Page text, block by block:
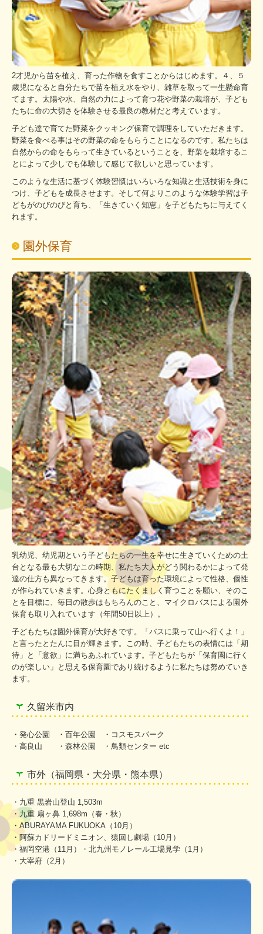
2才児から苗を植え、育った作物を食すことからはじめます。４、５
歳児になると自分たちで苗を植え水をやり、雑草を取って一生懸命育
てます。太陽や水、自然の力によって育つ花や野菜の栽培が、子ども
たちに命の大切さを体験させる最良の教材だと考えています。
子ども達で育てた野菜をクッキング保育で調理をしていただきます。
野菜を食べる事はその野菜の命をもらうことになるのです。私たちは
自然からの命をもらって生きているということを、野菜を栽培するこ
とによって少しでも体験して感じて欲しいと思っています。
このような生活に基づく体験習慣はいろいろな知識と生活技術を身に
つけ、子どもを成長させます。そして何よりこのような体験学習は子
どもがのびのびと育ち、「生きていく知恵」を子どもたちに与えてく
れます。
園外保育
乳幼児、幼児期という子どもたちの一生を幸せに生きていくための土
台となる最も大切なこの時期、私たち大人がどう関わるかによって発
達の仕方も異なってきます。子どもは育った環境によって性格、個性
が作られていきます。心身ともにたくましく育つことを願い、そのこ
とを目標に、毎日の散歩はもちろんのこと、マイクロバスによる園外
保育も取り入れています（年間50日以上）。
子どもたちは園外保育が大好きです。「バスに乗って山へ行くよ！」
と言ったとたんに目が輝きます。この時、子どもたちの表情には「期
待」と「意欲」に満ちあふれています。子どもたちが「保育園に行く
のが楽しい」と思える保育園であり続けるように私たちは努めていき
ます。
久留米市内
・発心公園 ・百年公園 ・コスモスパーク
・高良山 ・森林公園 ・鳥類センター etc
市外（福岡県・大分県・熊本県）
・九重 黒岩山登山 1,503m
・九重 扇ヶ鼻 1,698m（春・秋）
・ABURAYAMA FUKUOKA（10月）
・阿蘇カドリードミニオン、猿回し劇場（10月）
・福岡空港（11月）・北九州モノレール工場見学（1月）
・大宰府（2月）